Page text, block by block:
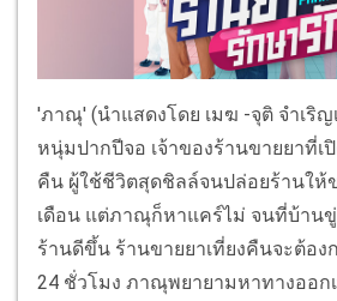
'ภาณุ' (นำแสดงโดย เมฆ -จุติ จำเริญ
หนุ่มปากปีจอ เจ้าของร้านขายยาที่เ
คืน ผู้ใช้ชีวิตสุดชิลล์จนปล่อยร้านใ
เดือน แต่ภาณุก็หาแคร์ไม่ จนที่บ้าน
ร้านดีขึ้น ร้านขายยาเที่ยงคืนจะต้อง
24 ชั่วโมง ภาณุพยายามหาทางออก